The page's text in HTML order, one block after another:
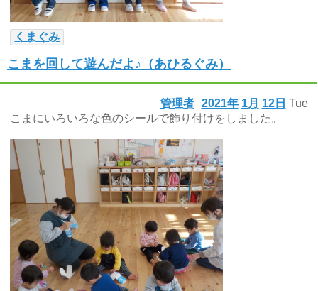
くまぐみ
こまを回して遊んだよ♪（あひるぐみ）
2021年 1月 12日 Tue
管理者
こまにいろいろな色のシールで飾り付けをしました。